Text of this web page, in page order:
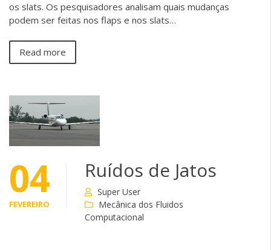
os slats. Os pesquisadores analisam quais mudanças
podem ser feitas nos flaps e nos slats…
Read more
04
FEVEREIRO
Ruídos de Jatos
Super User
Mecânica dos Fluidos
Computacional